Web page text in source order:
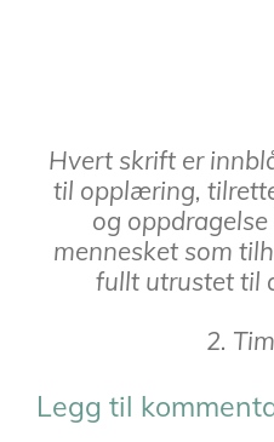
Hvert skrift er
til opplæring,
og
mennesket som
fullt utrustet til
2.
Legg til